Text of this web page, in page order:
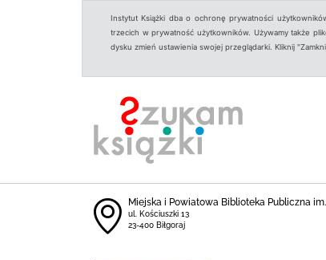
Instytut Książki dba o ochronę prywatności
trzecich w prywatność użytkowników. Używamy także
dysku zmień ustawienia swojej przeglądarki. Kliknij
Miejska i Powiatowa Biblioteka Publiczna
ul. Kościuszki 13
23-400 Biłgoraj